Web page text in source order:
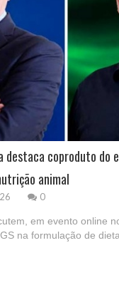
destaca coproduto do
animal
0
em evento online
na formulação de